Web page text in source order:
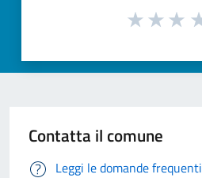
Contatta il comune
Leggi le domande frequenti